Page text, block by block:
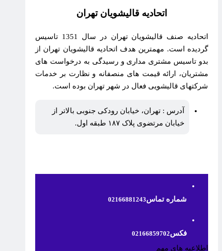
اتحادیه قالیشویان تهران
اتحادیه صنف قالیشویان تهران در سال 1351 تاسیس
گردیده است. مهمترین هدف اتحادیه قالیشویان تهران از
بدو تاسیس مشتری مداری و رسیدگی به درخواست های
مشتریان، ارائه قیمت های منصفانه و نظارت بر خدمات
شرکتهای قالیشویی فعال در شهر تهران بوده است.
آدرس : تهران، خیابان رودکی جنوبی بالاتر از
خیابان مرتضوی پلاک ۱۸۷ طبقه اول.
شماره تماس02166881243
فکس02166859702
اطلاعیه های مهم